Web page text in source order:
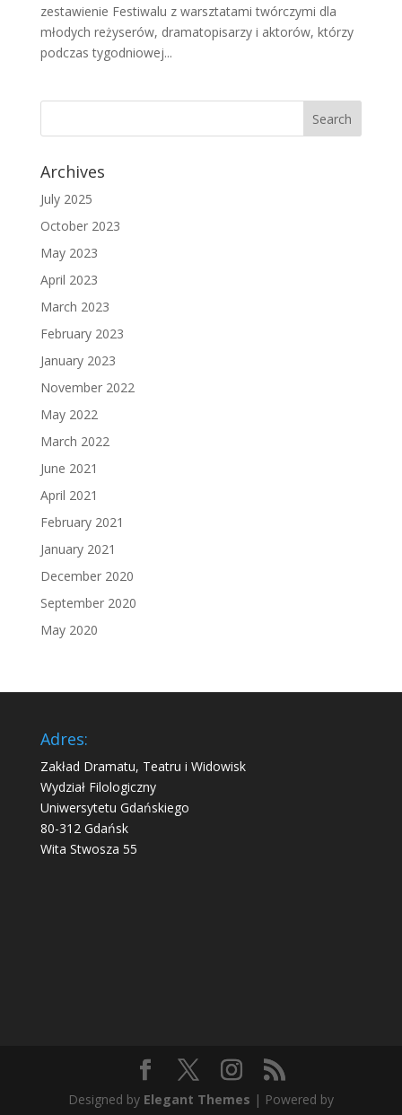
zestawienie Festiwalu z warsztatami twórczymi dla
młodych reżyserów, dramatopisarzy i aktorów, którzy
podczas tygodniowej...
Archives
July 2025
October 2023
May 2023
April 2023
March 2023
February 2023
January 2023
November 2022
May 2022
March 2022
June 2021
April 2021
February 2021
January 2021
December 2020
September 2020
May 2020
Adres:
Zakład Dramatu, Teatru i Widowisk
Wydział Filologiczny
Uniwersytetu Gdańskiego
80-312 Gdańsk
Wita Stwosza 55
Designed by Elegant Themes | Powered by